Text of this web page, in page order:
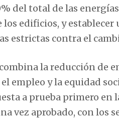
del total de las
edificios, y
estrictas contra el
la reducción de
empleo y la equidad
a prueba primero en
vez aprobado, con los